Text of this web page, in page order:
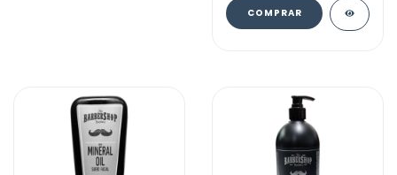
COMPRAR